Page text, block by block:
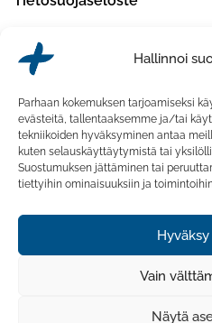
Hallinnoi
Parhaan kokemuksen tarjoamiseksi
evästeitä, tallentaaksemme ja/tai
tekniikoiden hyväksyminen antaa
kuten selauskäyttäytymistä tai
Suostumuksen jättäminen tai
tiettyihin ominaisuuksiin ja
Vain
Näytä
Yhteystiedot
CardPlus Oy
Koskelontie 23 F, 02920
Puhelinnumero:020 741 7430
Sähköposti: